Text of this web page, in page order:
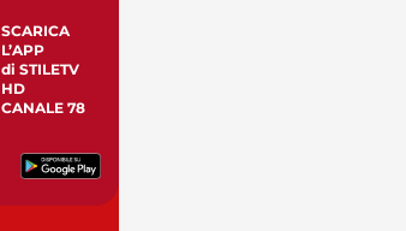
SCARICA
L’APP
di STILETV
HD
CANALE 78